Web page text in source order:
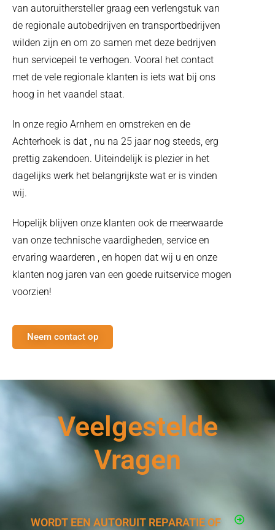
van autoruithersteller graag een verlengstuk van
de regionale autobedrijven en transportbedrijven
wilden zijn en om zo samen met deze bedrijven
hun servicepeil te verhogen. Vooral het contact
met de vele regionale klanten is iets wat bij ons
hoog in het vaandel staat.
In onze regio Arnhem en omstreken en de
Achterhoek is dat , nu na 25 jaar nog steeds, erg
prettig zakendoen. Uiteindelijk is plezier in het
dagelijks werk het belangrijkste wat er is vinden
wij.
Hopelijk blijven onze klanten ook de meerwaarde
van onze technische vaardigheden, service en
ervaring waarderen , en hopen dat wij u en onze
klanten nog jaren van een goede ruitservice mogen
voorzien!
Neem contact op
Veelgestelde
Vragen
WORDT EEN AUTORUIT REPARATIE OF